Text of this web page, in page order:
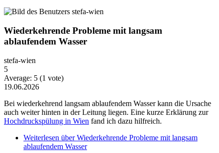
Wiederkehrende Probleme mit langsam
ablaufendem Wasser
stefa-wien
5
Average: 5 (1 vote)
19.06.2026
Bei wiederkehrend langsam ablaufendem Wasser kann die Ursache
auch weiter hinten in der Leitung liegen. Eine kurze Erklärung zur
Hochdruckspülung in Wien fand ich dazu hilfreich.
Weiterlesen über Wiederkehrende Probleme mit langsam
ablaufendem Wasser